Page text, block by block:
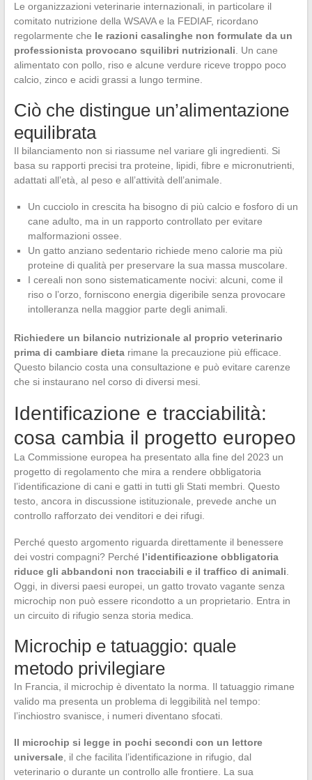
Le organizzazioni veterinarie internazionali, in particolare il
comitato nutrizione della WSAVA e la FEDIAF, ricordano
regolarmente che le razioni casalinghe non formulate da un
professionista provocano squilibri nutrizionali . Un cane
alimentato con pollo, riso e alcune verdure riceve troppo poco
calcio, zinco e acidi grassi a lungo termine.
Ciò che distingue un’alimentazione
equilibrata
Il bilanciamento non si riassume nel variare gli ingredienti. Si
basa su rapporti precisi tra proteine, lipidi, fibre e micronutrienti,
adattati all’età, al peso e all’attività dell’animale.
Un cucciolo in crescita ha bisogno di più calcio e fosforo di un
cane adulto, ma in un rapporto controllato per evitare
malformazioni ossee.
Un gatto anziano sedentario richiede meno calorie ma più
proteine di qualità per preservare la sua massa muscolare.
I cereali non sono sistematicamente nocivi: alcuni, come il
riso o l’orzo, forniscono energia digeribile senza provocare
intolleranza nella maggior parte degli animali.
Richiedere un bilancio nutrizionale al proprio veterinario
prima di cambiare dietarimane la precauzione più efficace.
Questo bilancio costa una consultazione e può evitare carenze
che si instaurano nel corso di diversi mesi.
Identificazione e tracciabilità:
cosa cambia il progetto europeo
La Commissione europea ha presentato alla fine del 2023 un
progetto di regolamento che mira a rendere obbligatoria
l’identificazione di cani e gatti in tutti gli Stati membri. Questo
testo, ancora in discussione istituzionale, prevede anche un
controllo rafforzato dei venditori e dei rifugi.
Perché questo argomento riguarda direttamente il benessere
dei vostri compagni? Perché l’identificazione obbligatoria
riduce gli abbandoni non tracciabili e il traffico di animali
Oggi, in diversi paesi europei, un gatto trovato vagante senza
microchip non può essere ricondotto a un proprietario. Entra in
un circuito di rifugio senza storia medica.
Microchip e tatuaggio: quale
metodo privilegiare
In Francia, il microchip è diventato la norma. Il tatuaggio rimane
valido ma presenta un problema di leggibilità nel tempo:
l’inchiostro svanisce, i numeri diventano sfocati.
Il microchip si legge in pochi secondi con un lettore
universale, il che facilita l’identificazione in rifugio, dal
veterinario o durante un controllo alle frontiere. La sua